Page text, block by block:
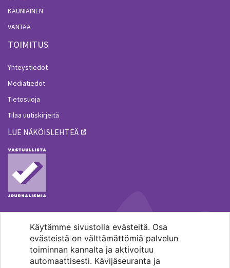
Käytämme sivustolla evästeitä. Osa
evästeistä on välttämättömiä palvelun
toiminnan kannalta ja aktivoituu
automaattisesti. Kävijäseuranta ja
KAUNIAINEN
VANTAA
TOIMITUS
Yhteystiedot
Mediatiedot
Tietosuoja
Tilaa uutiskirjeitä
LUE NÄKÖISLEHTEÄ
MENOHAKU